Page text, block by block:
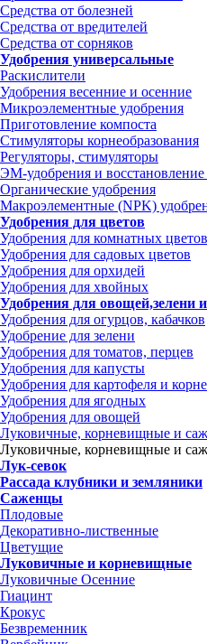
Средства от болезней
Средства от вредителей
Средства от сорняков
Удобрения универсальные
Раскислители
Удобрения весенние и осенние
Микроэлементные удобрения
Приготовление компоста
Стимуляторы корнеобразования
Регуляторы, стимуляторы
ЭМ-удобрения и
Органические удобрения
Макроэлементные (NPK)
Удобрения для цветов
Удобрения для комнатных цветов
Удобрения для садовых цветов
Удобрения для орхидей
Удобрения для хвойных
Удобрения для овощей,зелени
Удобрения для огурцов, кабачков
Удобрение для зелени
Удобрения для томатов, перцев
Удобрения для капусты
Удобрения для картофеля и
Удобрения для ягодных
Удобрения для овощей
Луковичные, корневищные и
Луковичные, корневищные и
Лук-севок
Рассада клубники и земляники
Саженцы
Плодовые
Декоративно-лиственные
Цветущие
Луковичные и корневищные
Луковичные Осенние
Гиацинт
Крокус
Безвременник